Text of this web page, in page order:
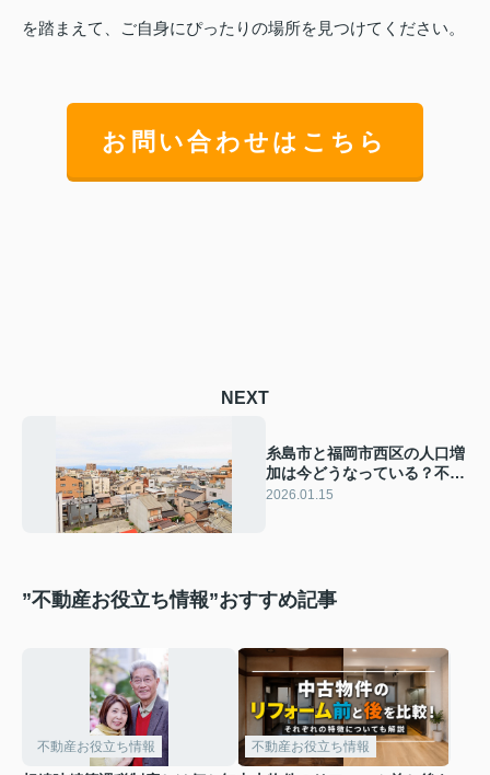
を踏まえて、ご自身にぴったりの場所を見つけてください。
お問い合わせはこちら
NEXT
糸島市と福岡市西区の人口増
加は今どうなっている？不動
産動向や将来性もチェック
2026.01.15
”不動産お役立ち情報”おすすめ記事
不動産お役立ち情報 不動産お役立ち情報